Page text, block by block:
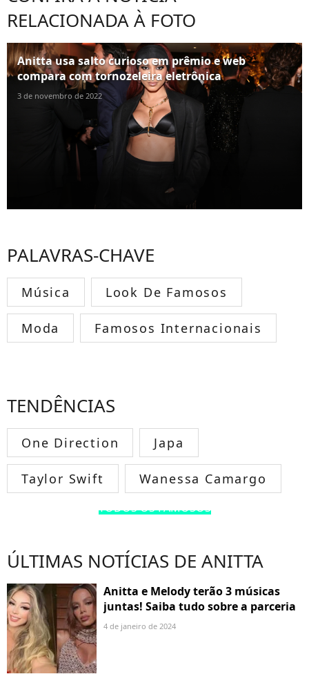
RELACIONADA À FOTO
Anitta usa salto curioso em prêmio e web
compara com tornozeleira eletrônica
3 de novembro de 2022
PALAVRAS-CHAVE
Música Look De Famosos
Moda Famosos Internacionais
TENDÊNCIAS
One Direction Japa
Taylor Swift Wanessa Camargo
TODOS OS FAMOSOS
ÚLTIMAS NOTÍCIAS DE ANITTA
Anitta e Melody terão 3 músicas
juntas! Saiba tudo sobre a parceria
4 de janeiro de 2024